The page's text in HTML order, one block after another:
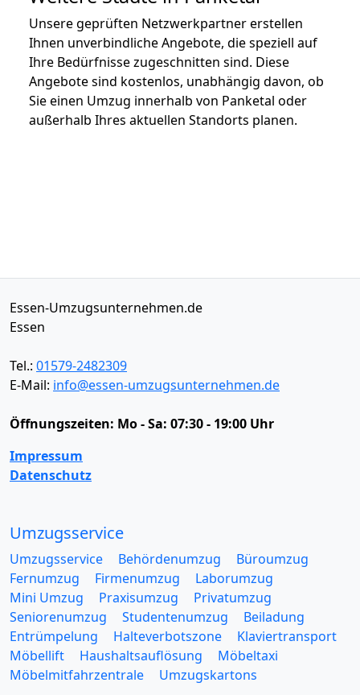
Unsere geprüften Netzwerkpartner erstellen
Ihnen unverbindliche Angebote, die speziell auf
Ihre Bedürfnisse zugeschnitten sind. Diese
Angebote sind kostenlos, unabhängig davon, ob
Sie einen Umzug innerhalb von Panketal oder
außerhalb Ihres aktuellen Standorts planen.
Essen-Umzugsunternehmen.de
Essen
Tel.: 01579-2482309
E-Mail: info@essen-umzugsunternehmen.de
Öffnungszeiten: Mo - Sa: 07:30 - 19:00 Uhr
Impressum
Datenschutz
Umzugsservice
Umzugsservice Behördenumzug
Büroumzug
Fernumzug
Firmenumzug
Laborumzug
Mini Umzug
Praxisumzug
Privatumzug
Seniorenumzug
Studentenumzug
Beiladung
Entrümpelung
Halteverbotszone
Klaviertransport
Möbellift
Haushaltsauflösung
Möbeltaxi
Möbelmitfahrzentrale
Umzugskartons